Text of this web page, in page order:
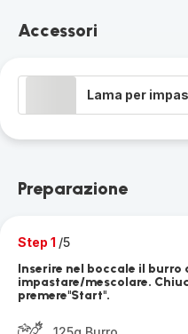
Accessori
Lama per
Preparazione
Step 1 /5
Inserire nel boccale il
impastare/mescolare.
premere"Start".